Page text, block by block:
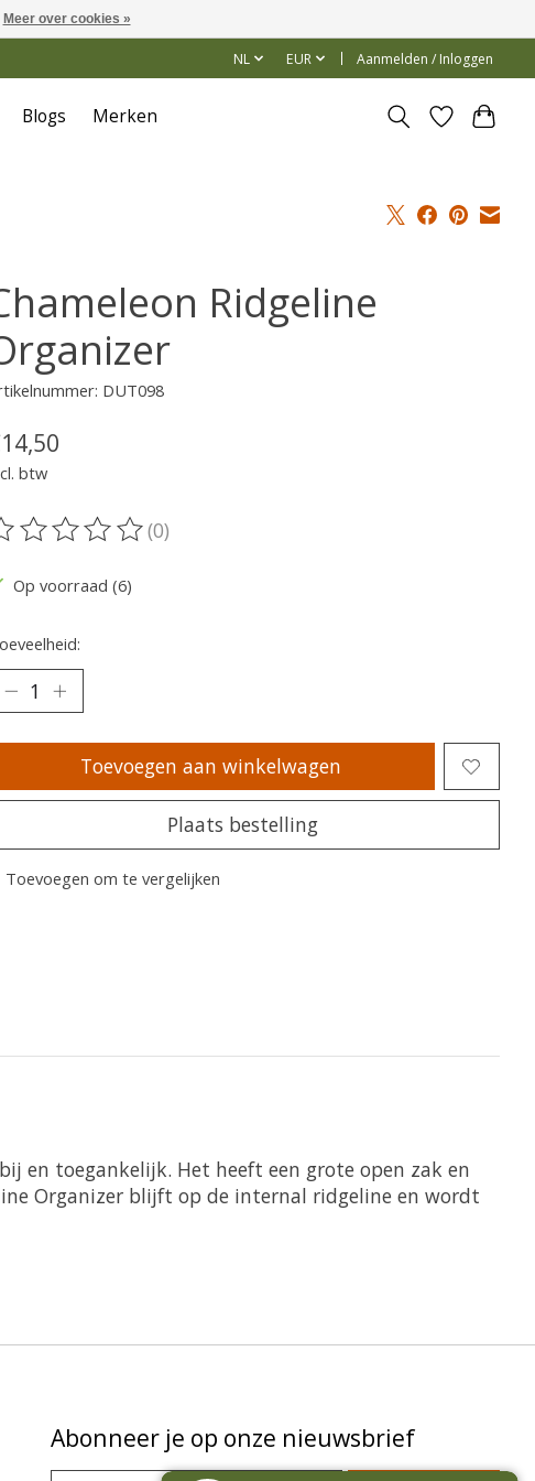
NL EUR Aanmelden / Inloggen
Blogs Merken
Ridgeline
DUT098
btw
beoordeling van dit product is
(0)
Op voorraad (6)
Toevoegen aan winkelwagen
Plaats bestelling
Toevoegen om te vergelijken
en toegankelijk. Het heeft een grote open zak en
Organizer blijft op de internal ridgeline en wordt
Abonneer je op onze nieuwsbrief
Meer over cookies »